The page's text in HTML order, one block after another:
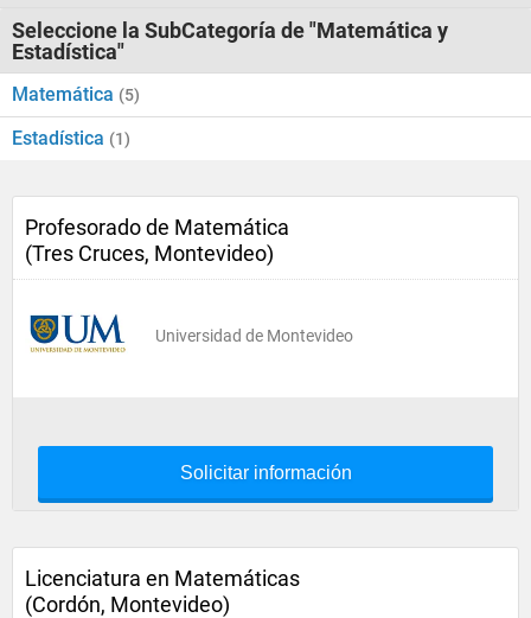
Seleccione la SubCategoría de "Matemática y
Estadística"
Matemática (5)
Estadística (1)
Profesorado de Matemática
(Tres Cruces, Montevideo)
Universidad de Montevideo
Solicitar información
Licenciatura en Matemáticas
(Cordón, Montevideo)